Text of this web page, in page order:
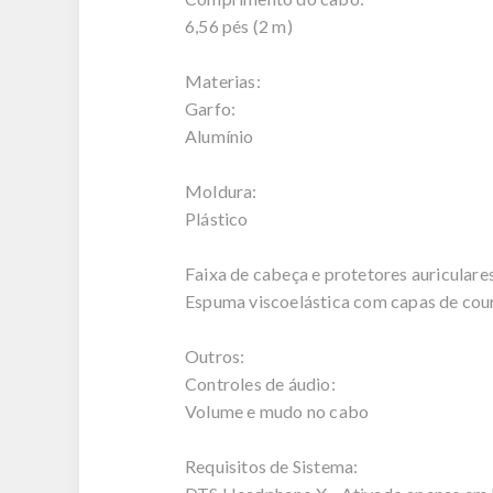
6,56 pés (2 m)
Materias:
Garfo:
Alumínio
Moldura:
Plástico
Faixa de cabeça e protetores
Espuma viscoelástica com capas de
Outros:
Controles de áudio:
Volume e mudo no cabo
Requisitos de Sistema: